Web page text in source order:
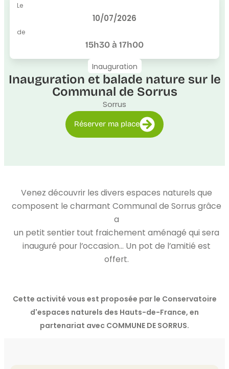
Le
10/07/2026
de
15h30 à 17h00
Inauguration
Inauguration et balade nature sur le
Communal de Sorrus
Sorrus
Réserver ma place
Venez découvrir les divers espaces naturels que
composent le charmant Communal de Sorrus grâce
a
un petit sentier tout fraichement aménagé qui sera
inauguré pour l’occasion… Un pot de l’amitié est
offert.
Cette activité vous est proposée par le Conservatoire
d'espaces naturels des Hauts-de-France, en
partenariat avec COMMUNE DE SORRUS.